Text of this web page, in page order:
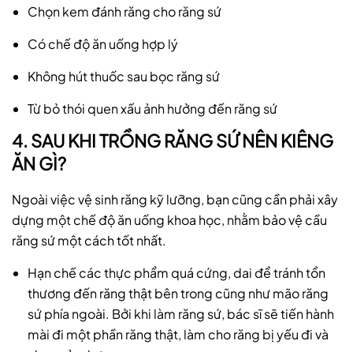
Chọn kem đánh răng cho răng sứ
Có chế độ ăn uống hợp lý
Không hút thuốc sau bọc răng sứ
Từ bỏ thói quen xấu ảnh hưởng đến răng sứ
4. SAU KHI TRỒNG RĂNG SỨ NÊN KIÊNG
ĂN GÌ?
Ngoài việc vệ sinh răng kỹ lưỡng, bạn cũng cần phải xây
dựng một chế độ ăn uống khoa học, nhằm bảo vệ cầu
răng sứ một cách tốt nhất.
Hạn chế các thực phẩm quá cứng, dai để tránh tổn
thương đến răng thật bên trong cũng như mão răng
sứ phía ngoài. Bởi khi làm răng sứ, bác sĩ sẽ tiến hành
mài đi một phần răng thật, làm cho răng bị yếu đi và